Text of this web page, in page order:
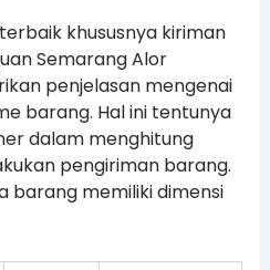
khususnya kiriman
Semarang Alor
penjelasan mengenai
barang. Hal ini tentunya
dalam menghitung
pengiriman barang.
barang memiliki dimensi